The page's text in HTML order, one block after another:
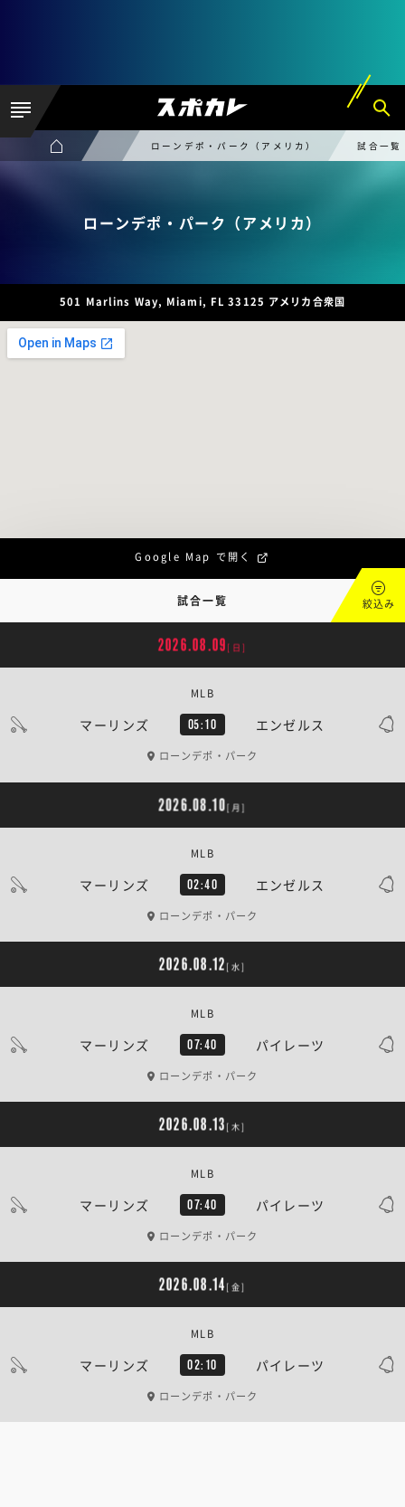
ローンデポ・パーク（アメリカ） 試合一覧
ローンデポ・パーク（アメリカ）
501 Marlins Way, Miami, FL 33125 アメリカ合衆国
Google Map で開く
試合一覧 絞込み
2026.08.09 [日]
マーリンズ 05:10 エンゼルス
MLB
ローンデポ・パーク
2026.08.10[月]
マーリンズ 02:40 エンゼルス
MLB
ローンデポ・パーク
2026.08.12 [水]
マーリンズ 07:40 パイレーツ
MLB
ローンデポ・パーク
2026.08.13 [木]
マーリンズ 07:40 パイレーツ
MLB
ローンデポ・パーク
2026.08.14 [金]
マーリンズ 02:10 パイレーツ
MLB
ローンデポ・パーク